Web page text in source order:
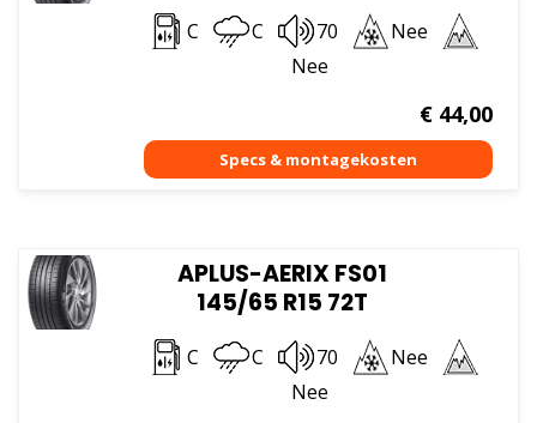
C C 70
Nee
Nee
€44,00
APLUS-AERIX FS01
145/65 R15 72T
C C 70
Nee
Nee